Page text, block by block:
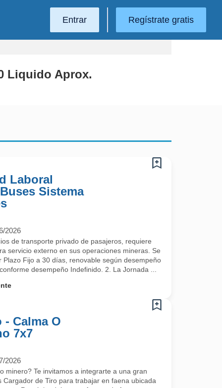
Entrar Regístrate gratis
Liquido Aprox.
Laboral
Sistema
2026
de transporte privado de pasajeros, requiere
servicio externo en sus operaciones mineras. Se
Fijo a 30 días, renovable según desempeño
desempeño Indefinido. 2. La Jornada ...
- Calma O
7x7
2026
minero? Te invitamos a integrarte a una gran
Cargador de Tiro para trabajar en faena ubicada